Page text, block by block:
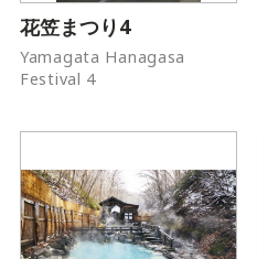
花笠まつり4
Yamagata Hanagasa
Festival 4